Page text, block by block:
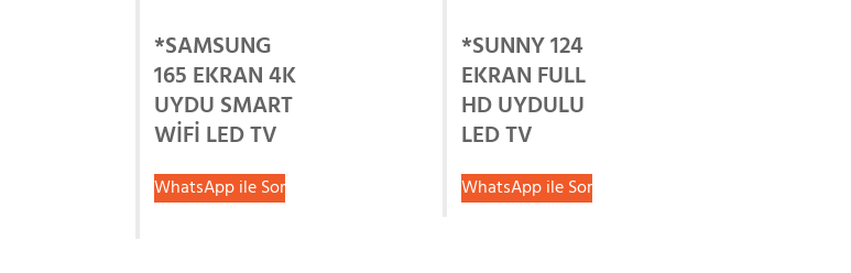
*SAMSUNG
165 EKRAN 4K
UYDU SMART
WİFİ LED TV
WhatsApp ile Sor
*SUNNY 124
EKRAN FULL
HD UYDULU
LED TV
WhatsApp ile Sor